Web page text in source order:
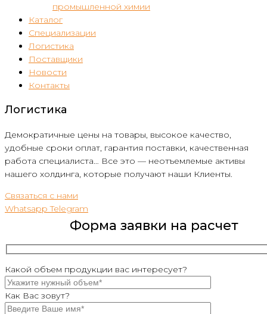
промышленной химии
Каталог
Специализации
Логистика
Поставщики
Новости
Контакты
Логистика
Демократичные цены на товары, высокое качество,
удобные сроки оплат, гарантия поставки, качественная
работа специалиста… Все это — неотъемлемые активы
нашего холдинга, которые получают наши Клиенты.
Связаться с нами
Whatsapp Telegram
Форма заявки на расчет
Какой объем продукции вас интересует?
Как Вас зовут?